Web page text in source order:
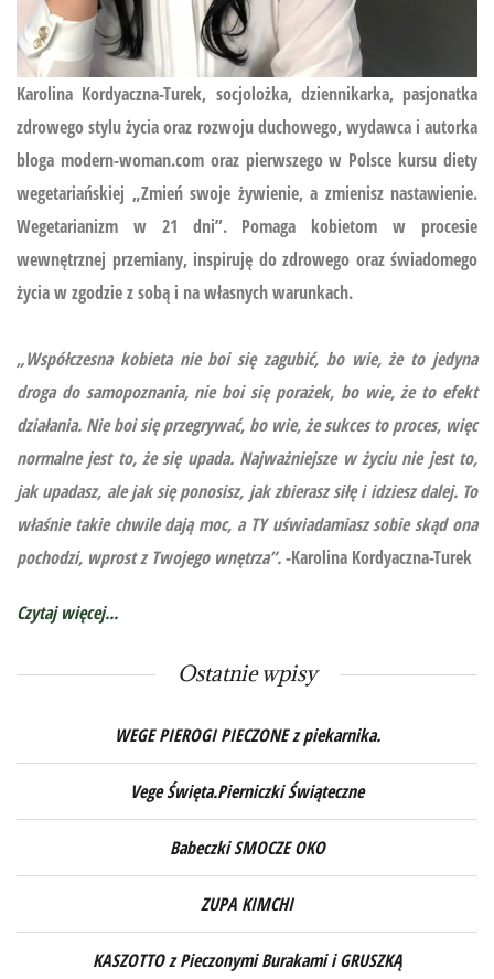
Karolina Kordyaczna-Turek, socjolożka, dziennikarka, pasjonatka
zdrowego stylu życia oraz rozwoju duchowego, wydawca i autorka
bloga modern-woman.com oraz pierwszego w Polsce kursu diety
wegetariańskiej „Zmień swoje żywienie, a zmienisz nastawienie.
Wegetarianizm w 21 dni”.Pomaga kobietom w procesie
wewnętrznej przemiany, inspiruję do zdrowego oraz świadomego
życia w zgodzie z sobą i na własnych warunkach.
„Współczesna kobieta nie boi się zagubić, bo wie, że to jedyna
droga do samopoznania, nie boi się porażek, bo wie, że to efekt
działania. Nie boi się przegrywać, bo wie, że sukces to proces, więc
normalne jest to, że się upada. Najważniejsze w życiu nie jest to,
jak upadasz, ale jak się ponosisz, jak zbierasz siłę i idziesz dalej. To
właśnie takie chwile dają moc, a TY uświadamiasz sobie skąd ona
pochodzi, wprost z Twojego wnętrza”.-Karolina Kordyaczna-Turek
Czytaj więcej...
Ostatnie wpisy
WEGE PIEROGI PIECZONE z piekarnika.
Vege Święta.Pierniczki Świąteczne
Babeczki SMOCZE OKO
ZUPA KIMCHI
KASZOTTO z Pieczonymi Burakami i GRUSZKĄ